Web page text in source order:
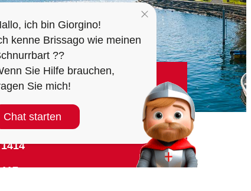
144
1414
117
ich bin Giorgino!
kenne Brissago wie meinen
??
Sie Hilfe brauchen,
Sie mich!
Chat starten